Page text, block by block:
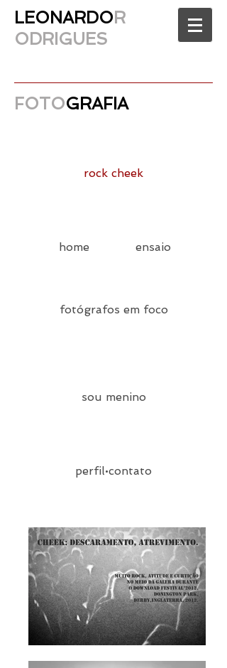
LEONARDO R
ODRIGUES
FOTOGRAFIA
rock cheek
home ensaio
fotógrafos em foco
sou menino
perfil•contato